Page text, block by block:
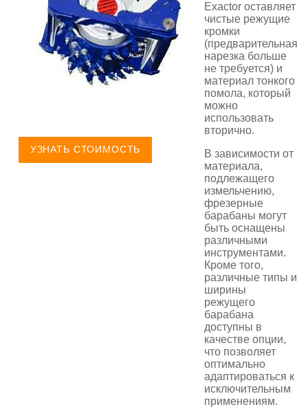
УЗНАТЬ СТОИМОСТЬ
Exactor оставляет
чистые режущие
кромки
(предварительная
нарезка больше
не требуется) и
материал тонкого
помола, который
можно
использовать
вторично.
В зависимости от
материала,
подлежащего
измельчению,
фрезерные
барабаны могут
быть оснащены
различными
инструментами.
Кроме того,
различные типы и
ширины
режущего
барабана
доступны в
качестве опции,
что позволяет
оптимально
адаптироваться к
исключительным
применениям.